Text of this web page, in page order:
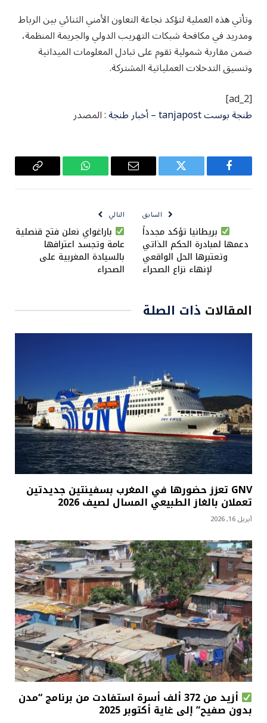
وتأتي هذه العملية لتؤكد نجاعة التعاون الأمني الثنائي بين الرباط
ومدريد في مكافحة شبكات التهريب الدولي والجريمة المنظمة،
ضمن مقاربة شمولية تقوم على تبادل المعلومات الميدانية
وتنسيق التدخلات العملياتية المشتركة.
[ad_2]
طنجة بوست tanjapost – أخبار طنجة : المصدر
فيسبوك تويتر
البريد
واتساب
Copy
السابق
بريطانيا تؤكد مجدداً
دعمها لمبادرة الحكم الذاتي
وتعتبرها الحل الواقعي
لإنهاء نزاع الصحراء
التالي
باراغواي نعلن فتح قنصلية
عامة وتجسد اعترافها
بالسيادة المغربية على
الصحراء
المقالات ذات الصلة
GNV تعزز حضورها في المغرب بسفينتين جديدتين
تعملان بالغاز الطبيعي المسال لصيف 2026
أبريل 16, 2026
أزيد من 372 ألف أسرة استفادت من برنامج “مدن
بدون صفيح” إلى غاية أكتوبر 2025